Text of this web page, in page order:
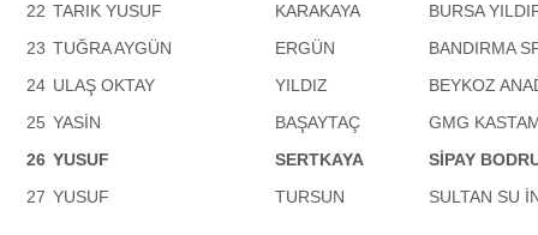
22 TARIK YUSUF KARAKAYA
BURSA
23 TUĞRA AYGÜN ERGÜN
BANDIRMA
24 ULAŞ OKTAY YILDIZ
BEYKOZ
25 YASİN BAŞAYTAÇ
GMG
26 YUSUF SERTKAYA
SİPAY
27 YUSUF TURSUN SULTAN SU